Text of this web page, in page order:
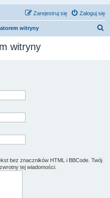
Zaloguj się
Zarejestruj się
witryny
witryny
bez znaczników HTML i BBCode. Twój
tej wiadomości.